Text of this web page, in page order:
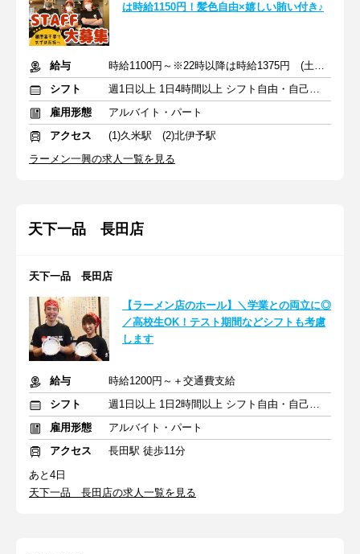
は時給1150円！髪色自由×嬉しい賄い付き♪
給与
時給1100円～※22時以降は時給1375円 (土日祝は50円UP)
シフト
週1日以上 1日4時間以上 シフト自由・自己申告
雇用形態
アルバイト・パート
アクセス
(1)久米駅 (2)北伊予駅
ラーメン一興の求人一覧を見る
天下一品 長田店
天下一品 長田店
【ラーメン店のホール】＼学業との両立に◎
／高校生OK！テスト期間などシフトも考慮
します
給与
時給1200円～＋交通費支給
シフト
週1日以上 1日2時間以上 シフト自由・自己申告
雇用形態
アルバイト・パート
アクセス
長田駅 徒歩11分
あと4日
天下一品 長田店の求人一覧を見る